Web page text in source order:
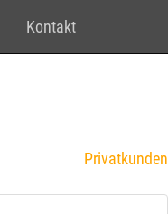
Kontakt
Privatkunden